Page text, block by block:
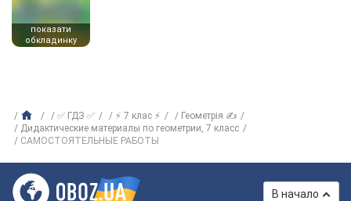
показати
обкладинку
✅ ГДЗ ✅ ⚡ 7 клас ⚡
Геометрія ✍
Дидактические материалы по геометрии, 7 класс
САМОСТОЯТЕЛЬНЫЕ РАБОТЫ
В начало